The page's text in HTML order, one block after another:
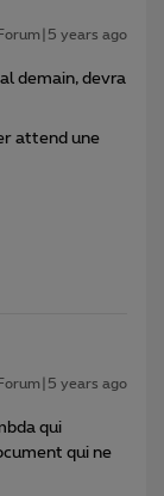
years ago
demain, devra
attend une
years ago
qui
qui ne